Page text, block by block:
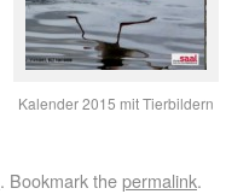
Kalender 2015 mit Tierbildern
. Bookmark thepermalink.